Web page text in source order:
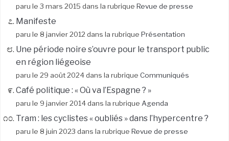
paru le 3 mars 2015 dans la rubrique Revue de presse
Manifeste
paru le 8 janvier 2012 dans la rubrique Présentation
Une période noire s’ouvre pour le transport public
en région liégeoise
paru le 29 août 2024 dans la rubrique Communiqués
Café politique : « Où va l’Espagne ? »
paru le 9 janvier 2014 dans la rubrique Agenda
Tram : les cyclistes « oubliés » dans l’hypercentre ?
paru le 8 juin 2023 dans la rubrique Revue de presse